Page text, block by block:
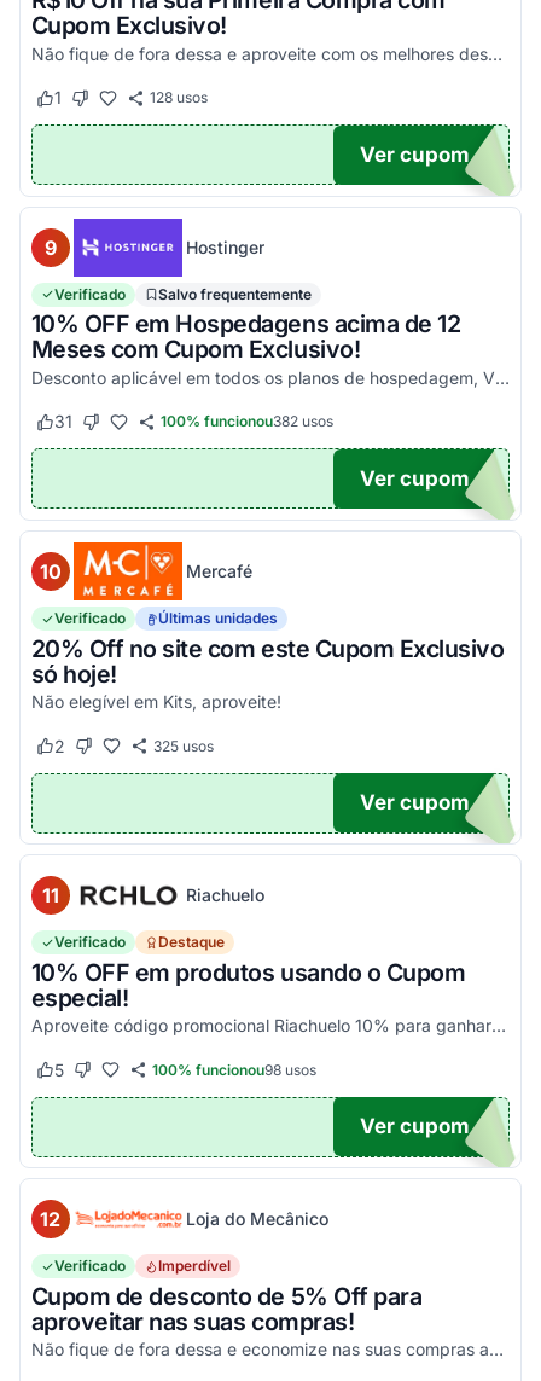
Cupom Exclusivo!
Não fique de fora dessa e aproveite com os melhores descontos! Válido em compras acima de R$100!
Este cupom funcionou
1 Este cupom não funcionou
128usos
UPOM
Ver cupom
9 Hostinger
Verificado Salvo frequentemente
10% OFF em Hospedagens acima de 12
Meses com Cupom Exclusivo!
Desconto aplicável em todos os planos de hospedagem, VPS e Cloud, maiores que 12 meses. Aproveite!
Este cupom funcionou
31 Este cupom não funcionou
100% funcionou382usos
UPOM
Ver cupom
10 Mercafé
Verificado Últimas unidades
20% Off no site com este Cupom Exclusivo
só hoje!
Não elegível em Kits, aproveite!
Este cupom funcionou
2 Este cupom não funcionou
325usos
OM20
Ver cupom
11 Riachuelo
Verificado Destaque
10% OFF em produtos usando o Cupom
especial!
Aproveite código promocional Riachuelo 10% para ganhar esse desconto em compras. Não cumulatios e somente para produtos vendidos e entregues pela Riachuelo, com exceção das categor...
Este cupom funcionou
5 Este cupom não funcionou
100% funcionou98usos
10
Ver cupom
12 Loja do Mecânico
Verificado Imperdível
Cupom de desconto de 5% Off para
aproveitar nas suas compras!
Não fique de fora dessa e economize nas suas compras agora mesmo!